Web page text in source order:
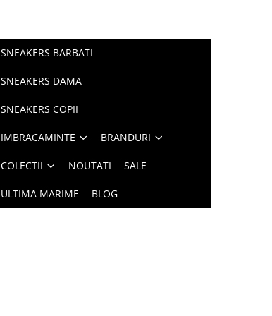
SNEAKERS BARBATI
SNEAKERS DAMA
SNEAKERS COPII
IMBRACAMINTE BRANDURI
COLECTII NOUTATI SALE
ULTIMA MARIME BLOG